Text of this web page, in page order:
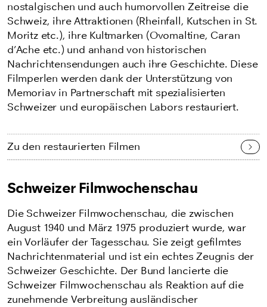
nostalgischen und auch humorvollen Zeitreise die
Schweiz, ihre Attraktionen (Rheinfall, Kutschen in St.
Moritz etc.), ihre Kultmarken (Ovomaltine, Caran
d’Ache etc.) und anhand von historischen
Nachrichtensendungen auch ihre Geschichte. Diese
Filmperlen werden dank der Unterstützung von
Memoriav in Partnerschaft mit spezialisierten
Schweizer und europäischen Labors restauriert.
Zu den restaurierten Filmen
Schweizer Filmwochenschau
Die Schweizer Filmwochenschau, die zwischen
August 1940 und März 1975 produziert wurde, war
ein Vorläufer der Tagesschau. Sie zeigt gefilmtes
Nachrichtenmaterial und ist ein echtes Zeugnis der
Schweizer Geschichte. Der Bund lancierte die
Schweizer Filmwochenschau als Reaktion auf die
zunehmende Verbreitung ausländischer